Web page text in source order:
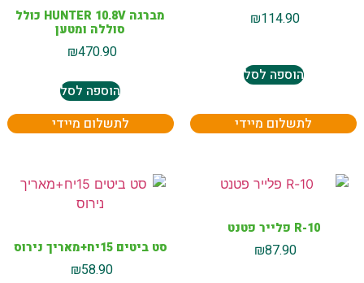
₪114.90
הוספה לסל
לתשלום מיידי
מברגה HUNTER 10.8V כולל
סוללה ומטען
₪470.90
הוספה לסל
לתשלום מיידי
10-R פלייר פטנט
₪87.90 סט ביטים 15יח+מאריך נירוס
₪58.90